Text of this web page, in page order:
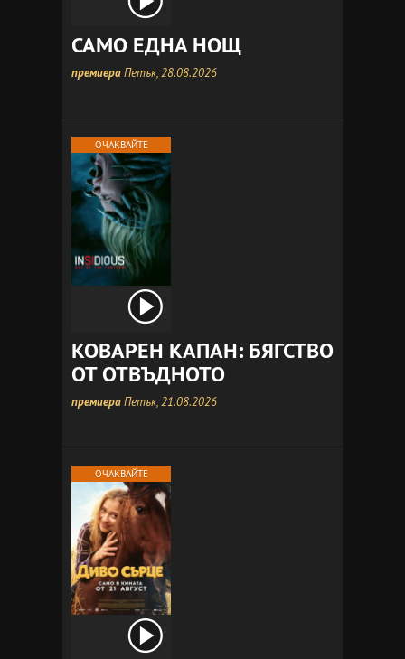
САМО ЕДНА НОЩ
премиераПетък, 28.08.2026
ОЧАКВАЙТЕ
КОВАРЕН КАПАН: БЯГСТВО
ОТ ОТВЪДНОТО
премиераПетък, 21.08.2026
ОЧАКВАЙТЕ